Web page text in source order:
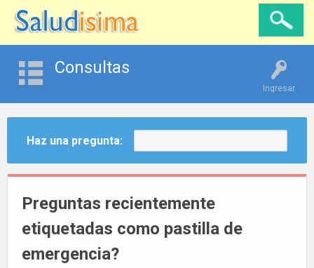
Ingresar
Consultas
Haz una pregunta:
Preguntas recientemente
etiquetadas como pastilla de
emergencia?